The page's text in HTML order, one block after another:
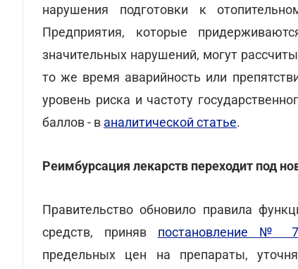
нарушения подготовки к
Предприятия, которые
значительных нарушений, могут
то же время аварийность или
уровень риска и частоту
баллов - в аналитической статье.
Реимбурсация лекарств переходит под
Правительство обновило правила
средств, приняв постановление №
предельных цен на препараты,